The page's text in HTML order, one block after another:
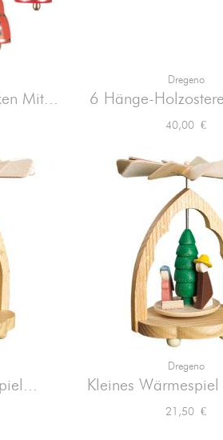
Mit...
Dregeno
6 Hänge-
Preis
40,00 €
Vorschau
Dregeno
Kleines
Preis
21,50 €
Vorschau